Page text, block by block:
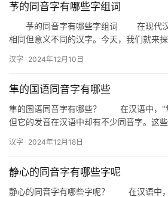
拼
音
芧的同音字有哪些字组词
芧的同音字有哪些字组词 在现代汉
相同但意义不同的汉字。今天，我们就来
汉字 2024年12月10日
隼的国语同音字有哪些
隼的国语同音字有哪些？ 在汉语中，"
但它的发音在汉语中却有不少同音字。这
汉字 2024年12月18日
静心的同音字有哪些字呢
静心的同音字有哪些字呢？ 在汉语中，